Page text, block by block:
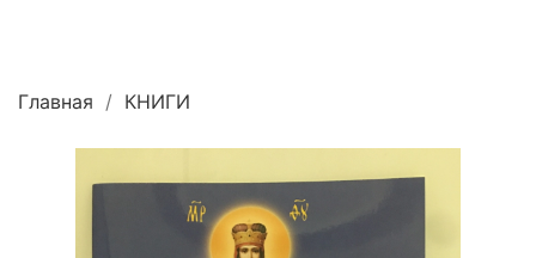
Главная КНИГИ